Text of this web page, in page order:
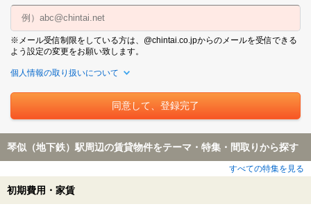
※メール受信制限をしている方は、@chintai.co.jpからのメールを受信できる
よう設定の変更をお願い致します。
個人情報の取り扱いについて
琴似（地下鉄）駅周辺の賃貸物件をテーマ・特集・間取りから探す
すべての特集を見る
初期費用・家賃